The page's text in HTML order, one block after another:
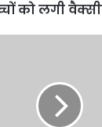
को लगी